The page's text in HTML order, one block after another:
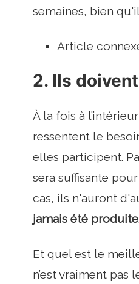
semaines, bien
Article
2. Ils
À la fois à
ressentent le
elles participent.
sera suffisante
cas, ils n'auront
jamais été produite.
Et quel est le
n’est vraiment